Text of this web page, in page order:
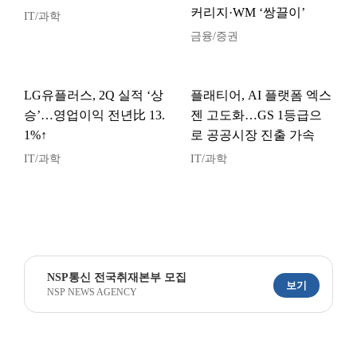
IT/과학
커리지·WM ‘쌍끌이’
금융/증권
LG유플러스, 2Q 실적 ‘상
승’…영업이익 전년比 13.
1%↑
IT/과학
플래티어, AI 플랫폼 엑스
젠 고도화…GS 1등급으
로 공공시장 진출 가속
IT/과학
NSP통신 전국취재본부 모집
NSP NEWS AGENCY
보기